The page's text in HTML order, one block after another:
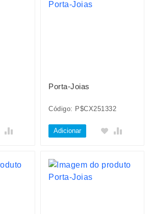
Porta-Joias
Código: P$CX251332
Adicionar